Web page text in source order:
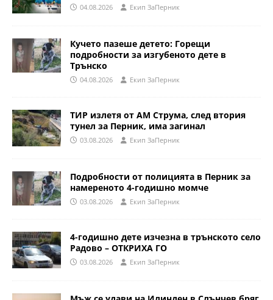
04.08.2026 Eкип ЗаПерник
Кучето пазеше детето: Горещи
подробности за изгубеното дете в
Трънско
04.08.2026 Eкип ЗаПерник
ТИР излетя от АМ Струма, след втория
тунел за Перник, има загинал
03.08.2026 Eкип ЗаПерник
Подробности от полицията в Перник за
намереното 4-годишно момче
03.08.2026 Eкип ЗаПерник
4-годишно дете изчезна в трънското село
Радово – ОТКРИХА ГО
03.08.2026 Eкип ЗаПерник